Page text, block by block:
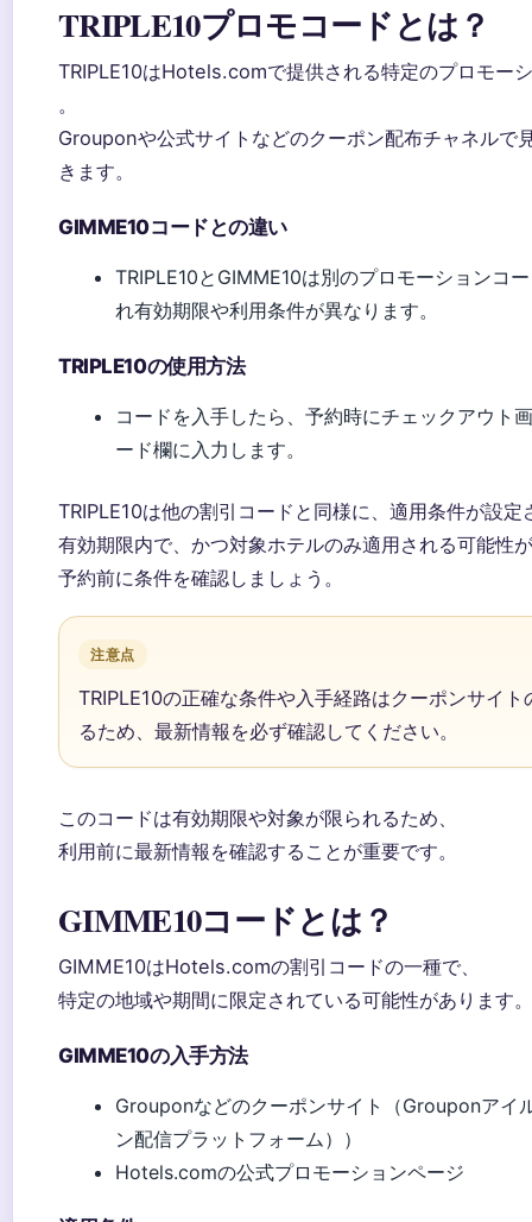
TRIPLE10プロモコードとは？
TRIPLE10はHotels.comで提供される特定のプロモー
。
Grouponや公式サイトなどのクーポン配布チャネルで
きます。
GIMME10コードとの違い
TRIPLE10とGIMME10は別のプロモーションコ
れ有効期限や利用条件が異なります。
TRIPLE10の使用方法
コードを入手したら、予約時にチェックアウト
ード欄に入力します。
TRIPLE10は他の割引コードと同様に、適用条件が設定
有効期限内で、かつ対象ホテルのみ適用される可能性
予約前に条件を確認しましょう。
注意点
TRIPLE10の正確な条件や入手経路はクーポンサイト
るため、最新情報を必ず確認してください。
このコードは有効期限や対象が限られるため、
利用前に最新情報を確認することが重要です。
GIMME10コードとは？
GIMME10はHotels.comの割引コードの一種で、
特定の地域や期間に限定されている可能性があります。
GIMME10の入手方法
Grouponなどのクーポンサイト（Grouponアイ
ン配信プラットフォーム））
Hotels.comの公式プロモーションページ